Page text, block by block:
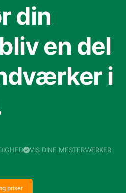
din
en del
i
VIS DINE MESTERVÆRKER
priser